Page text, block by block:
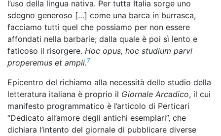
l’uso della lingua nativa. Per tutta Italia sorge uno
sdegno generoso […] come una barca in burrasca,
facciamo tutti quel che possiamo per non essere
affondati nella barbarie; dalla quale è poi sì lento e
faticoso il risorgere. Hoc opus, hoc studium parvi
properemus et ampli.7
Epicentro del richiamo alla necessità dello studio della
letteratura italiana è proprio il Giornale Arcadico, il cui
manifesto programmatico è l’articolo di Perticari
“Dedicato all’amore degli antichi esemplari”, che
dichiara l’intento del giornale di pubblicare diverse